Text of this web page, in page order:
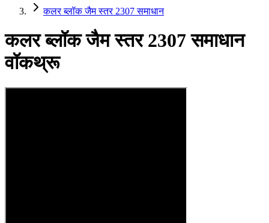
कलर ब्लॉक जैम स्तर 2307 समाधान
कलर ब्लॉक जैम स्तर 2307 समाधान
वॉकथ्रू